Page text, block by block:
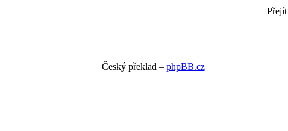
Přejít
Český překlad – phpBB.cz